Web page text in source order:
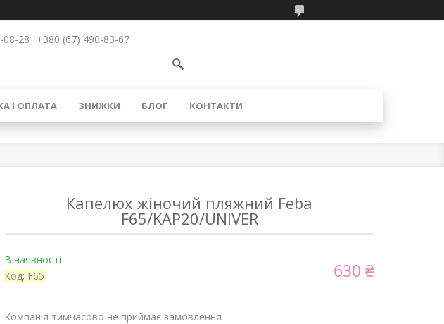
08-28 +380 (67) 490-83-67
І ОПЛАТА ЗНИЖКИ БЛОГ КОНТАКТИ
Капелюх жіночий пляжний Feba
F65/KAP20/UNIVER
В наявності
Код: F65 630 ₴
Компанія тимчасово не приймає замовлення